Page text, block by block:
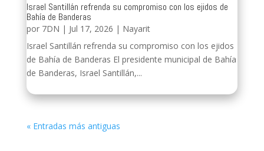
Israel Santillán refrenda su compromiso con los ejidos de
Bahía de Banderas
por 7DN | Jul 17, 2026 | Nayarit
Israel Santillán refrenda su compromiso con los ejidos
de Bahía de Banderas El presidente municipal de Bahía
de Banderas, Israel Santillán,...
« Entradas más antiguas